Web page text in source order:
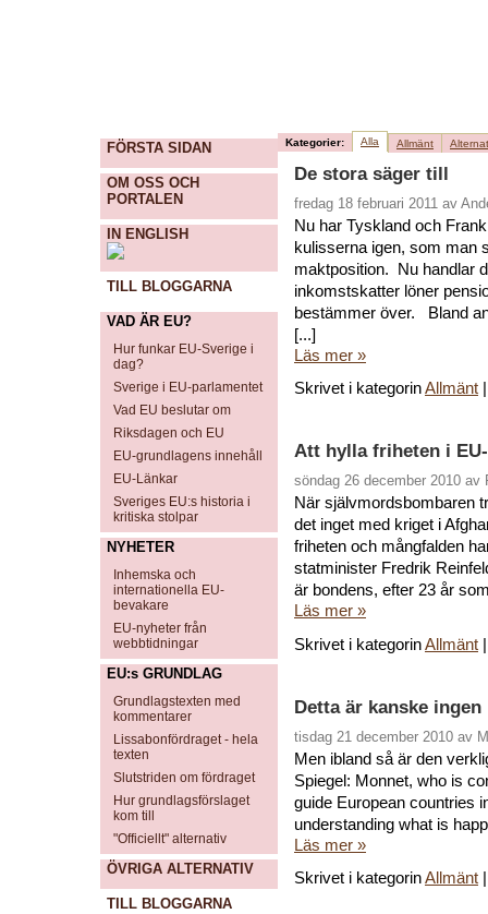
FÖRSTA SIDAN
OM OSS OCH
PORTALEN
IN ENGLISH
TILL BLOGGARNA
VAD ÄR EU?
Hur funkar EU-Sverige i
dag?
Sverige i EU-parlamentet
Vad EU beslutar om
Riksdagen och EU
EU-grundlagens innehåll
EU-Länkar
Sveriges EU:s historia i
kritiska stolpar
NYHETER
Inhemska och
internationella EU-
bevakare
EU-nyheter från
webbtidningar
EU:s GRUNDLAG
Grundlagstexten med
kommentarer
Lissabonfördraget - hela
texten
Slutstriden om fördraget
Hur grundlagsförslaget
kom till
"Officiellt" alternativ
ÖVRIGA ALTERNATIV
TILL BLOGGARNA
Kategorier: Alla Allmänt
De stora säger till
fredag 18 februari 2011 av
Nu har Tyskland och
kulisserna igen, som man
maktposition. Nu handlar
inkomstskatter löner
bestämmer över. Bland
[...]
Läs mer »
Skrivet i kategorinAllmänt
Att hylla friheten i
söndag 26 december 2010 av
När självmordsbombaren
det inget med kriget i
friheten och mångfalden
statminister Fredrik
är bondens, efter 23 år
Läs mer »
Skrivet i kategorinAllmänt
Detta är kanske
tisdag 21 december 2010 av
Men ibland så är den
Spiegel: Monnet, who is
guide European countries
understanding what is
Läs mer »
Skrivet i kategorinAllmänt